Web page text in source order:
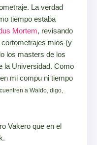
La verdad
tiempo estaba
Mortem, revisando
mios (y
los masters de los
la Universidad. Como
mi compu ni tiempo
a Waldo, digo,
Vakero que en el